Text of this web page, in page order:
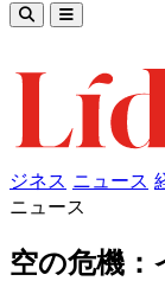
ジネス ニュース
ニュース
空の危機：